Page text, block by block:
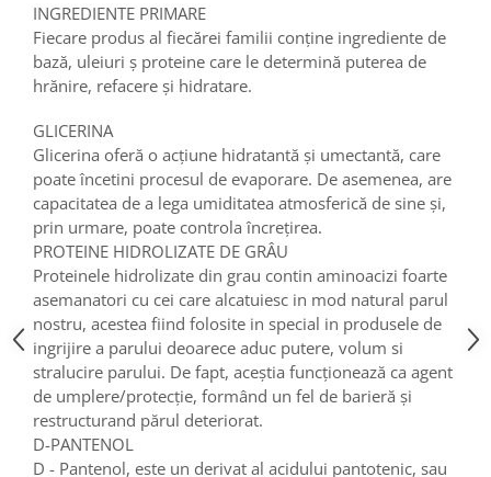
INGREDIENTE PRIMARE
Fiecare produs al fiecărei familii conține ingrediente de
bază, uleiuri ș proteine care le determină puterea de
hrănire, refacere și hidratare.
GLICERINA
Glicerina oferă o acțiune hidratantă și umectantă, care
poate încetini procesul de evaporare. De asemenea, are
capacitatea de a lega umiditatea atmosferică de sine și,
prin urmare, poate controla încrețirea.
PROTEINE HIDROLIZATE DE GRÂU
Proteinele hidrolizate din grau contin aminoacizi foarte
asemanatori cu cei care alcatuiesc in mod natural parul
nostru, acestea fiind folosite in special in produsele de
ingrijire a parului deoarece aduc putere, volum si
stralucire parului. De fapt, aceștia funcționează ca agent
de umplere/protecție, formând un fel de barieră și
restructurand părul deteriorat.
D-PANTENOL
D - Pantenol, este un derivat al acidului pantotenic, sau